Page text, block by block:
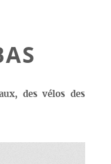
des vélos des